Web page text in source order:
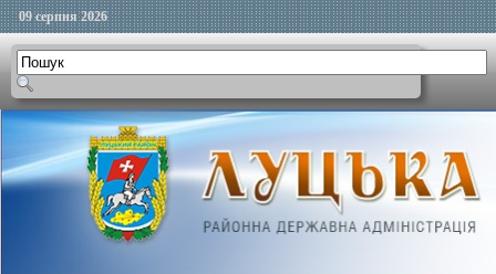
09 серпня 2026